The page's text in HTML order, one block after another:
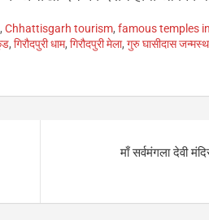
, Chhattisgarh tourism, famous temples
, गिरौदपुरी धाम, गिरौदपुरी मेला, गुरु घासीदास
माँ सर्वमंगला देवी